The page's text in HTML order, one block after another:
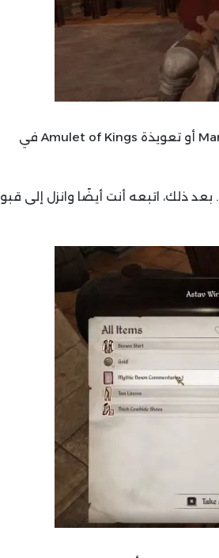
تحدث إلى Baurus ووافق على تنفيذ ما يطلبه منك. لا تذكر شيئًا عن Martin أو تعويذة Amulet of Kings في
انتظر حتى ينهض الرجل الجالس في الزاوية، Astav Wirich، ويتبع Baurus. بعد ذلك، اتبعه أنت أيضًا وانزل إلى قبو